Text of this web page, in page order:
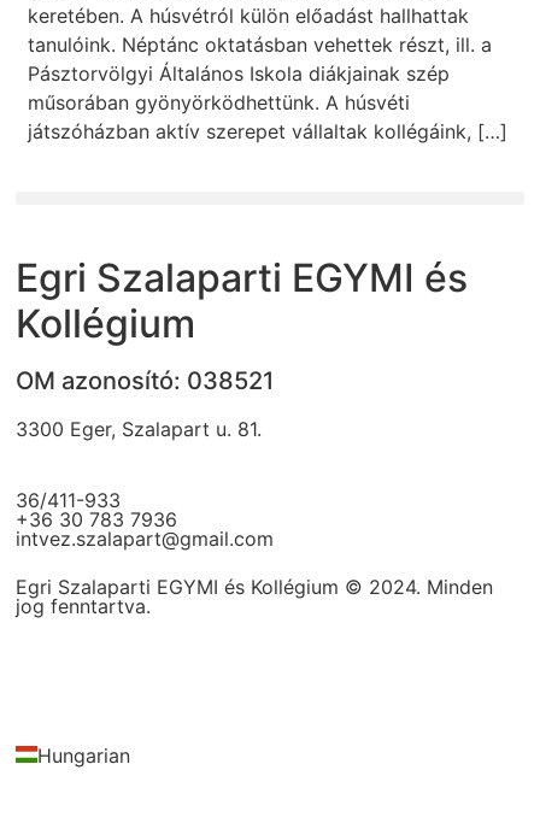
keretében. A húsvétról külön előadást hallhattak
tanulóink. Néptánc oktatásban vehettek részt, ill. a
Pásztorvölgyi Általános Iskola diákjainak szép
műsorában gyönyörködhettünk. A húsvéti
játszóházban aktív szerepet vállaltak kollégáink, […]
Egri Szalaparti EGYMI és
Kollégium
OM azonosító: 038521
3300 Eger, Szalapart u. 81.
36/411-933
+36 30 783 7936
intvez.szalapart@gmail.com
Egri Szalaparti EGYMI és Kollégium © 2024. Minden
jog fenntartva.
Hungarian